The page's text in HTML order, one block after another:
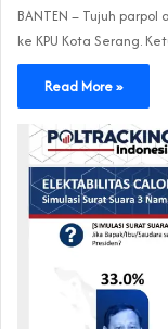
BANTEN – Tujuh
ke KPU Kota Serang.
Read More »